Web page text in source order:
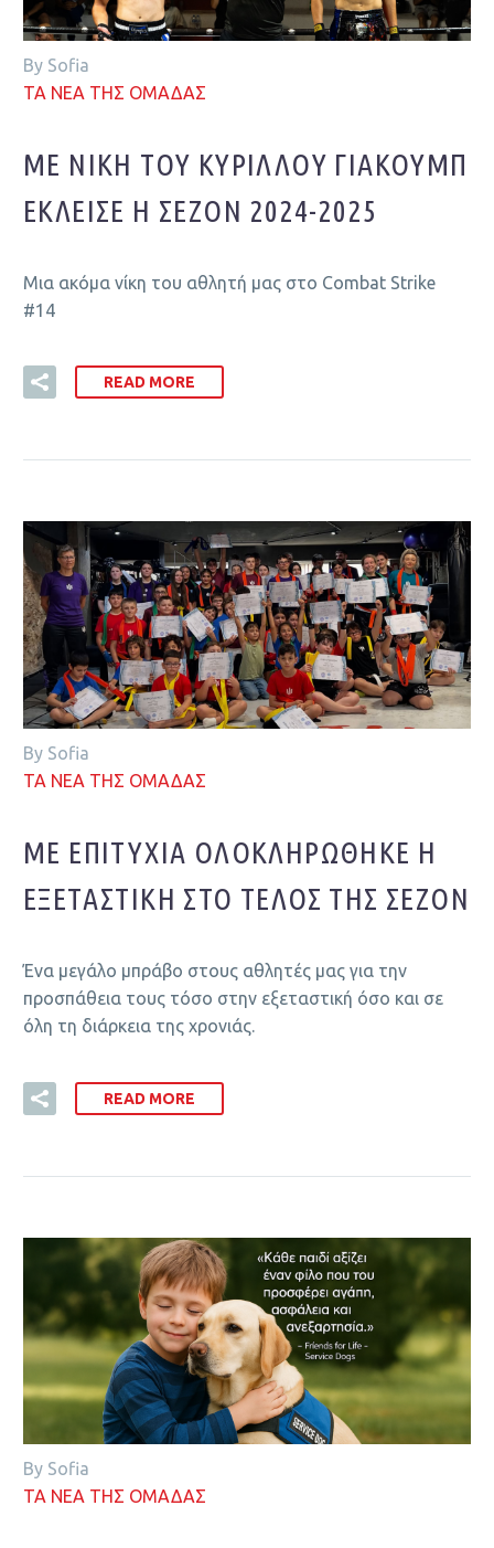
By Sofia
ΤΑ ΝΕΑ ΤΗΣ ΟΜΑΔΑΣ
ΜΕ ΝΊΚΗ ΤΟΥ ΚΎΡΙΛΛΟΥ ΓΙΑΚΟΎΜΠ
ΈΚΛΕΙΣΕ Η ΣΕΖΌΝ 2024-2025
Μια ακόμα νίκη του αθλητή μας στο Combat Strike
#14
READ MORE
By Sofia
ΤΑ ΝΕΑ ΤΗΣ ΟΜΑΔΑΣ
ΜΕ ΕΠΙΤΥΧΊΑ ΟΛΟΚΛΗΡΏΘΗΚΕ Η
ΕΞΕΤΑΣΤΙΚΉ ΣΤΟ ΤΈΛΟΣ ΤΗΣ ΣΕΖΌΝ
Ένα μεγάλο μπράβο στους αθλητές μας για την
προσπάθεια τους τόσο στην εξεταστική όσο και σε
όλη τη διάρκεια της χρονιάς.
READ MORE
By Sofia
ΤΑ ΝΕΑ ΤΗΣ ΟΜΑΔΑΣ